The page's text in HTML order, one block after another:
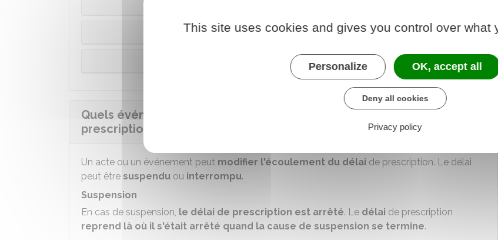
Infraction continue
Infraction occulte ou dissimulée
Quels événements peuvent venir perturber l'écoulement du délai de
prescription ?
Un acte ou un événement peut modifier l'écoulement du délai de prescription. Le délai
peut être suspendu ou interrompu.
Suspension
En cas de suspension, le délai de prescription est arrêté. Le délai de prescription
reprend là où il s'était arrêté quand la cause de suspension se termine.
This site uses cookies and gives you control over what
Personalize OK, accept all
Deny all cookies
Privacy policy